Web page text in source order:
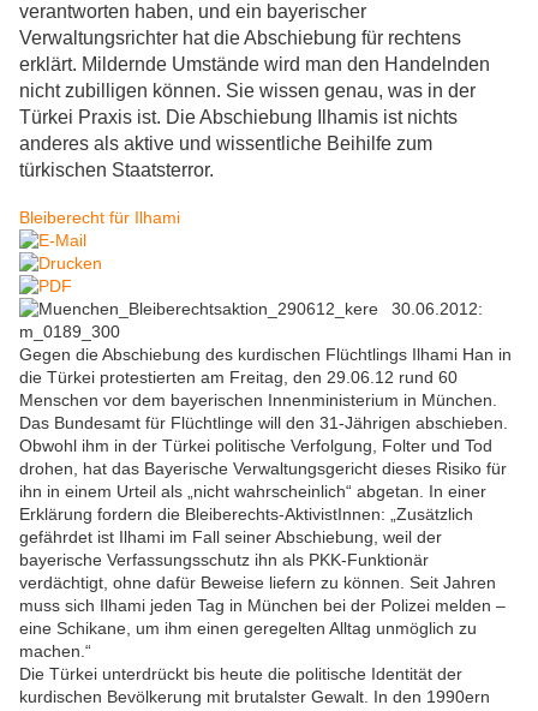
verantworten haben, und ein bayerischer
Verwaltungsrichter hat die Abschiebung für rechtens
erklärt. Mildernde Umstände wird man den Handelnden
nicht zubilligen können. Sie wissen genau, was in der
Türkei Praxis ist. Die Abschiebung Ilhamis ist nichts
anderes als aktive und wissentliche Beihilfe zum
türkischen Staatsterror.
Bleiberecht für Ilhami
30.06.2012:
Gegen die Abschiebung des kurdischen Flüchtlings Ilhami Han in
die Türkei protestierten am Freitag, den 29.06.12 rund 60
Menschen vor dem bayerischen Innenministerium in München.
Das Bundesamt für Flüchtlinge will den 31-Jährigen abschieben.
Obwohl ihm in der Türkei politische Verfolgung, Folter und Tod
drohen, hat das Bayerische Verwaltungsgericht dieses Risiko für
ihn in einem Urteil als „nicht wahrscheinlich“ abgetan. In einer
Erklärung fordern die Bleiberechts-AktivistInnen: „Zusätzlich
gefährdet ist Ilhami im Fall seiner Abschiebung, weil der
bayerische Verfassungsschutz ihn als PKK-Funktionär
verdächtigt, ohne dafür Beweise liefern zu können. Seit Jahren
muss sich Ilhami jeden Tag in München bei der Polizei melden –
eine Schikane, um ihm einen geregelten Alltag unmöglich zu
machen.“
Die Türkei unterdrückt bis heute die politische Identität der
kurdischen Bevölkerung mit brutalster Gewalt. In den 1990ern